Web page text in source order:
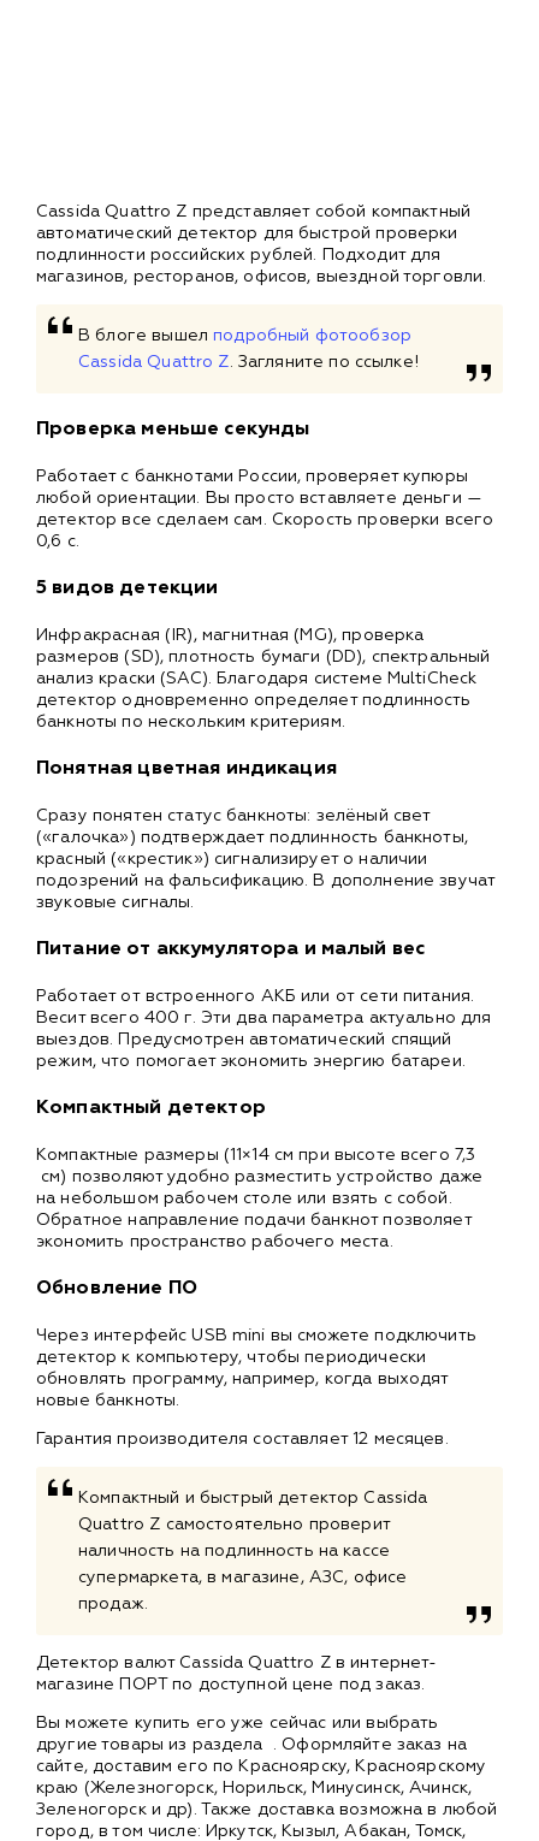
Cassida Quattro Z представляет собой компактный
автоматический детектор для быстрой проверки
подлинности российских рублей. Подходит для
магазинов, ресторанов, офисов, выездной торговли.
В блоге вышел подробный фотообзор
Cassida Quattro Z . Загляните по ссылке!
Проверка меньше секунды
Работает с банкнотами России, проверяет купюры
любой ориентации. Вы просто вставляете деньги —
детектор все сделаем сам. Скорость проверки всего
0,6 с.
5 видов детекции
Инфракрасная (IR), магнитная (MG), проверка
размеров (SD), плотность бумаги (DD), спектральный
анализ краски (SAC). Благодаря системе MultiCheck
детектор одновременно определяет подлинность
банкноты по нескольким критериям.
Понятная цветная индикация
Сразу понятен статус банкноты: зелёный свет
(«галочка») подтверждает подлинность банкноты,
красный («крестик») сигнализирует о наличии
подозрений на фальсификацию. В дополнение звучат
звуковые сигналы.
Питание от аккумулятора и малый вес
Работает от встроенного АКБ или от сети питания.
Весит всего 400 г. Эти два параметра актуально для
выездов. Предусмотрен автоматический спящий
режим, что помогает экономить энергию батареи.
Компактный детектор
Компактные размеры (11×14 см при высоте всего 7,3
см) позволяют удобно разместить устройство даже
на небольшом рабочем столе или взять с собой.
Обратное направление подачи банкнот позволяет
экономить пространство рабочего места.
Обновление ПО
Через интерфейс USB mini вы сможете подключить
детектор к компьютеру, чтобы периодически
обновлять программу, например, когда выходят
новые банкноты.
Гарантия производителя составляет 12 месяцев.
Компактный и быстрый детектор Cassida
Quattro Z самостоятельно проверит
наличность на подлинность на кассе
супермаркета, в магазине, АЗС, офисе
продаж.
Детектор валют Cassida Quattro Z в интернет-
магазине ПОРТ по доступной цене под заказ.
Вы можете купить его уже сейчас или выбрать
другие товары из раздела
. Оформляйте заказ на
сайте, доставим его по Красноярску, Красноярскому
краю (Железногорск, Норильск, Минусинск, Ачинск,
Зеленогорск и др). Также доставка возможна в любой
город, в том числе: Иркутск, Кызыл, Абакан, Томск,